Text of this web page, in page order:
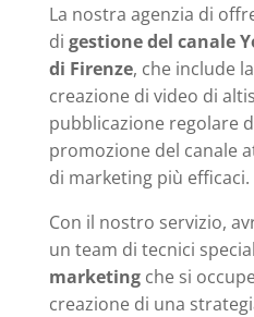
La nostra agenzia di
di gestione del canale
di Firenze, che include
creazione di video di
pubblicazione regolare
promozione del canale
di marketing più efficaci.
Con il nostro servizio,
un team di tecnici
marketingche si
creazione di una